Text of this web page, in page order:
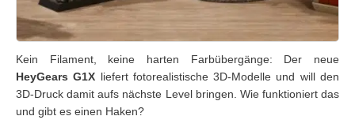
Kein Filament, keine harten Farbübergänge: Der neue
HeyGears G1X liefert fotorealistische 3D-Modelle und will den
3D-Druck damit aufs nächste Level bringen. Wie funktioniert das
und gibt es einen Haken?